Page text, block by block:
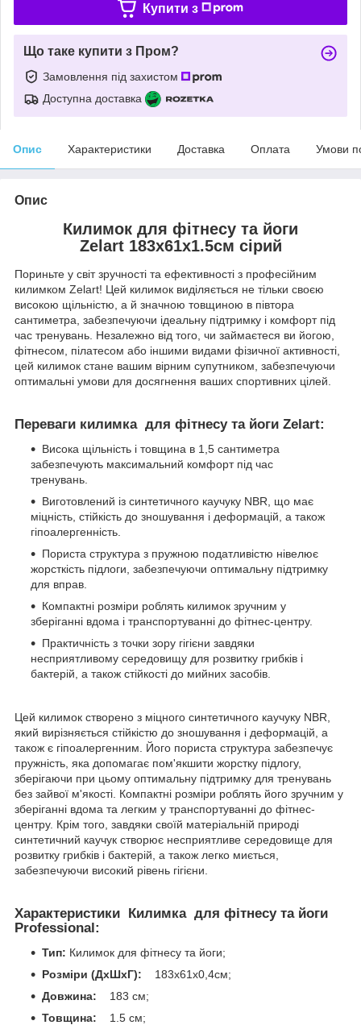
Купити з
Що таке купити з Пром?
Замовлення під захистом
Доступна доставка
Опис Характеристики Доставка Оплата Умови
Опис
Килимок для фітнесу та йоги
Zelart 183x61x1.5см сірий
Пориньте у світ зручності та ефективності з професійним
килимком Zelart! Цей килимок виділяється не тільки своєю
високою щільністю, а й значною товщиною в півтора
сантиметра, забезпечуючи ідеальну підтримку і комфорт під
час тренувань. Незалежно від того, чи займаєтеся ви йогою,
фітнесом, пілатесом або іншими видами фізичної активності,
цей килимок стане вашим вірним супутником, забезпечуючи
оптимальні умови для досягнення ваших спортивних цілей.
Переваги килимка для фітнесу та йоги Zelart:
Висока щільність і товщина в 1,5 сантиметра
забезпечують максимальний комфорт під час
тренувань.
Виготовлений із синтетичного каучуку NBR, що має
міцність, стійкість до зношування і деформацій, а також
гіпоалергенність.
Пориста структура з пружною податливістю нівелює
жорсткість підлоги, забезпечуючи оптимальну підтримку
для вправ.
Компактні розміри роблять килимок зручним у
зберіганні вдома і транспортуванні до фітнес-центру.
Практичність з точки зору гігієни завдяки
несприятливому середовищу для розвитку грибків і
бактерій, а також стійкості до мийних засобів.
Цей килимок створено з міцного синтетичного каучуку NBR,
який вирізняється стійкістю до зношування і деформацій, а
також є гіпоалергенним. Його пориста структура забезпечує
пружність, яка допомагає пом'якшити жорстку підлогу,
зберігаючи при цьому оптимальну підтримку для тренувань
без зайвої м'якості. Компактні розміри роблять його зручним у
зберіганні вдома та легким у транспортуванні до фітнес-
центру. Крім того, завдяки своїй матеріальній природі
синтетичний каучук створює несприятливе середовище для
розвитку грибків і бактерій, а також легко миється,
забезпечуючи високий рівень гігієни.
Характеристики Килимка для фітнесу та йоги
Professional:
Тип: Килимок для фітнесу та йоги;
Розміри (ДхШхГ):
183x61x0,4см;
Довжина:
183 см;
Товщина: 1.5 см;